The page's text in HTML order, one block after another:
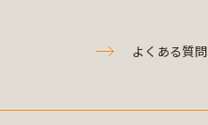
よくある質問